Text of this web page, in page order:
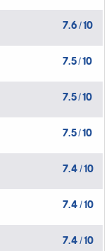
7.6 /10
7.5/10
7.5/10
7.5/10
7.4 /10
7.4 /10
7.4 /10